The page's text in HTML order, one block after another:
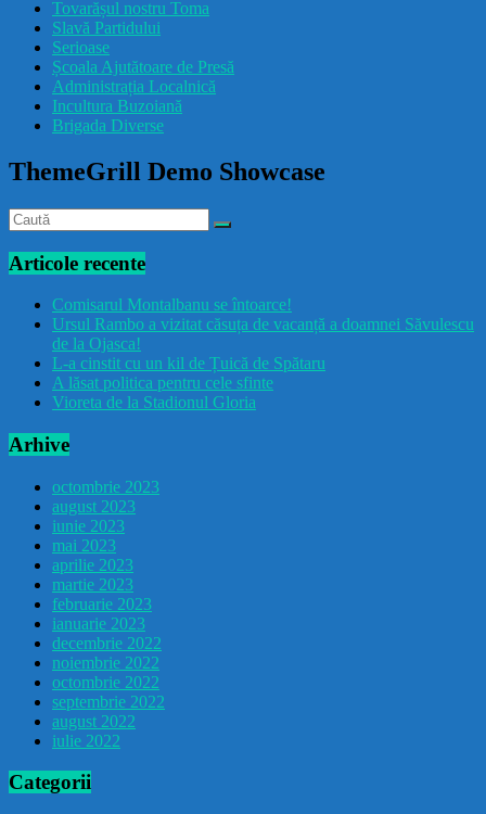
drăcușorulbuzoian
Tovarășul nostru Toma
Slavă Partidului
Serioase
Școala Ajutătoare de Presă
Administrația Localnică
Incultura Buzoiană
Brigada Diverse
ThemeGrill Demo Showcase
Articole recente
Comisarul Montalbanu se întoarce!
Ursul Rambo a vizitat căsuța de vacanță a doamnei Săvulescu
de la Ojasca!
L-a cinstit cu un kil de Țuică de Spătaru
A lăsat politica pentru cele sfinte
Vioreta de la Stadionul Gloria
Arhive
octombrie 2023
august 2023
iunie 2023
mai 2023
aprilie 2023
martie 2023
februarie 2023
ianuarie 2023
decembrie 2022
noiembrie 2022
octombrie 2022
septembrie 2022
august 2022
iulie 2022
Categorii